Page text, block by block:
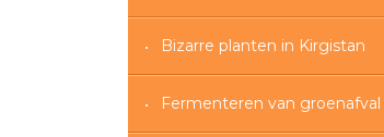
Bizarre planten in Kirgistan
Fermenteren van groenafval